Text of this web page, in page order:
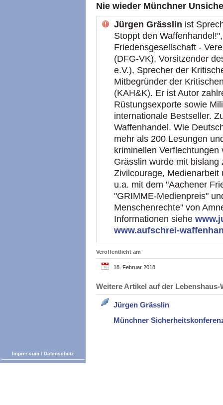
Nie wieder Münchner
Jürgen Grässlin ist
Stoppt den
Friedensgesellschaft -
(DFG-VK), Vorsitzender
e.V.), Sprecher der
Mitbegründer der
(KAH&K). Er ist Autor
Rüstungsexporte sowie
internationale Bestseller.
Waffenhandel. Wie
mehr als 200 Lesungen
kriminellen
Grässlin wurde mit
Zivilcourage,
u.a. mit dem "Aachener
"GRIMME-Medienpreis"
Menschenrechte" von
Informationen siehe
www.aufschrei-
Veröffentlicht am
18. Februar 2018
Weitere Artikel auf der
Jürgen Grässlin
Münchner
Impressum / Datenschutz